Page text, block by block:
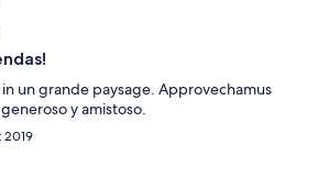
in un grande paysage. Approvechamus
y amistoso.
2019